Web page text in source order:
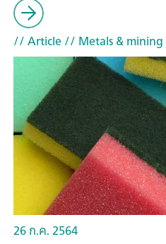
// Article// Metals & mining
26 ก.ค. 2564